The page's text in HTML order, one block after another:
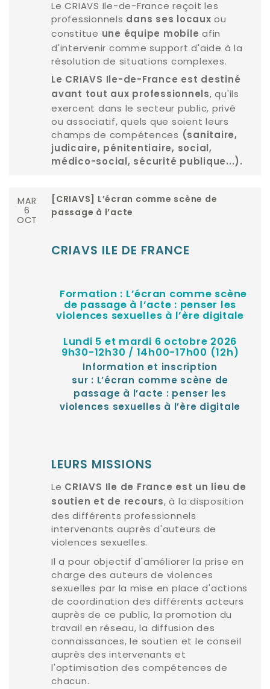
Le CRIAVS Ile-de-France reçoit les
professionnels dans ses locaux ou
constitue une équipe mobile afin
d'intervenir comme support d'aide à la
résolution de situations complexes.
Le CRIAVS Ile-de-France est destiné
avant tout aux professionnels, qu'ils
exercent dans le secteur public, privé
ou associatif, quels que soient leurs
champs de compétences (sanitaire,
judicaire, pénitentiaire, social,
médico-social, sécurité publique...).
MAR
6
OCT
[CRIAVS] L’écran comme scène de
passage à l’acte
CRIAVS ILE DE FRANCE
Formation : L’écran comme scène
de passage à l’acte : penser les
violences sexuelles à l’ère digitale
Lundi 5 et mardi 6 octobre 2026
9h30-12h30 / 14h00-17h00 (12h)
Information et inscription
sur :
L’écran comme scène de
passage à l’acte : penser les
violences sexuelles à l’ère digitale
LEURS MISSIONS
Le CRIAVS Ile de France est un lieu de
soutien et de recours, à la disposition
des différents professionnels
intervenants auprès d'auteurs de
violences sexuelles.
Il a pour objectif d'améliorer la prise en
charge des auteurs de violences
sexuelles par la mise en place d'actions
de coordination des différents acteurs
auprès de ce public, la promotion du
travail en réseau, la diffusion des
connaissances, le soutien et le conseil
auprès des intervenants et
l'optimisation des compétences de
chacun.